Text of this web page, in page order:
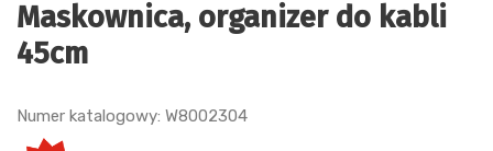
Maskownica, organizer do kabli
45cm
Numer katalogowy: W8002304